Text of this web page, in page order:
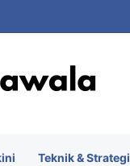
Komersial
Teknik & Strategi